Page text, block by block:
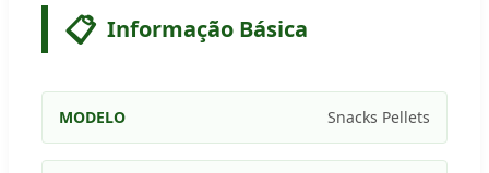
📋 Informação Básica
MODELO Snacks Pellets